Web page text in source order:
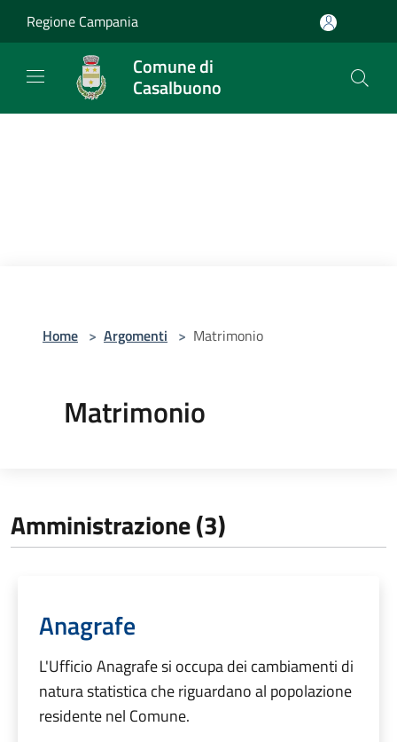
Regione Campania
Comune di
Casalbuono
Home > Argomenti > Matrimonio
Matrimonio
Amministrazione (3)
Anagrafe
L'Ufficio Anagrafe si occupa dei cambiamenti di
natura statistica che riguardano al popolazione
residente nel Comune.